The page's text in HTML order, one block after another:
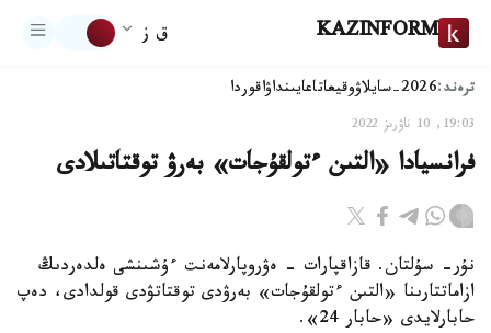
KAZINFORM ق ز
ترەند:2026-سايلاۋ وقيعاتاعايىنداۋاقوردا
19:03, 10 ناۋرىز 2022
فرانسيادا «التىن ءتولقۇجات» بەرۋ توقتاتىلادى
نۇر- سۇلتان. قازاقپارات - ەۋروپارلامەنت ءۇشىنشى ەلدەردىڭ
ازاماتتارىنا «التىن ءتولقۇجات» بەرۋدى توقتاتۋدى قولدادى، دەپ
حابارلايدى «حابار 24».